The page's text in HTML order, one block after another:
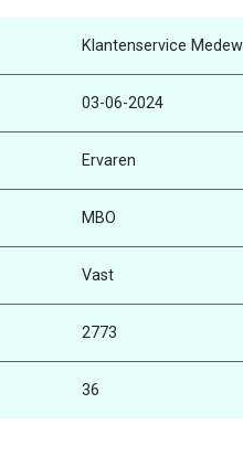
Klantenservice
03-06-2024
Ervaren
MBO
Vast
2773
36